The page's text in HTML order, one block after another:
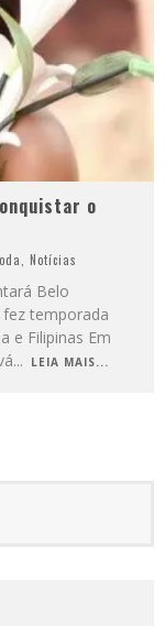
o
, Notícias
Belo
temporada
e Filipinas Em
... LEIA MAIS...